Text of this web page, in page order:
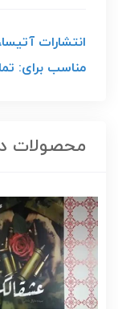
انتشارات
مناسب برای:
محصولات